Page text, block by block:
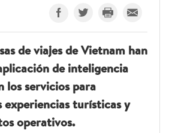
de viajes de Vietnam han
de inteligencia
servicios para
experiencias turísticas y
operativos.